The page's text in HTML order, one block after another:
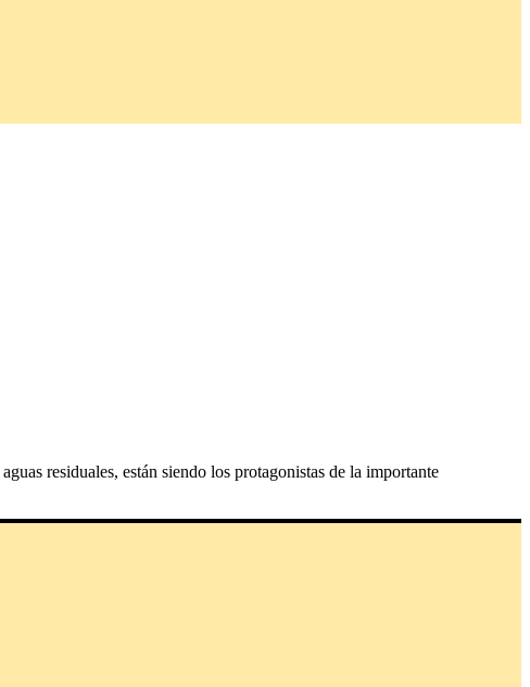
residuales, están siendo los protagonistas de la importante